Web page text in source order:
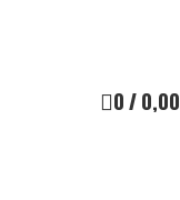
0/0,00